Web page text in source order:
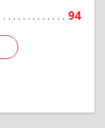
94